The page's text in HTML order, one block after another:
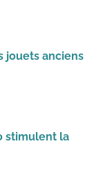
jouets anciens
stimulent la